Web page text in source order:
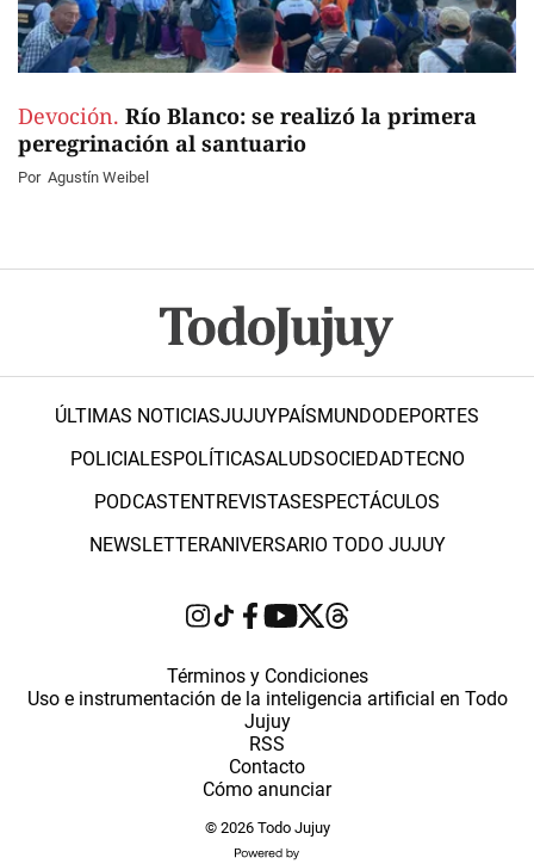
Devoción. Río Blanco: se realizó la primera
peregrinación al santuario
Por Agustín Weibel
ÚLTIMAS NOTICIASJUJUYPAÍSMUNDODEPORTES
POLICIALESPOLÍTICASALUDSOCIEDADTECNO
PODCASTENTREVISTASESPECTÁCULOS
NEWSLETTERANIVERSARIO TODO JUJUY
Términos y Condiciones
Uso e instrumentación de la inteligencia artificial en Todo
Jujuy
RSS
Contacto
Cómo anunciar
© 2026 Todo Jujuy